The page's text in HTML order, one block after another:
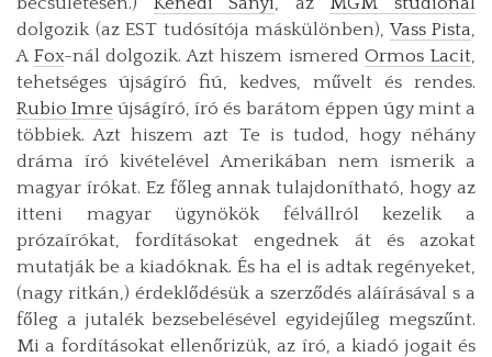
dolgozik (az EST tudósítója máskülönben), Vass Pista,
A Fox-nál dolgozik. Azt hiszem ismeredOrmos Lacit,
tehetséges újságíró fiú, kedves, művelt és rendes.
Rubio Imre újságíró, író és barátom éppen úgy mint a
többiek. Azt hiszem azt Te is tudod, hogy néhány
dráma író kivételével Amerikában nem ismerik a
magyar írókat. Ez főleg annak tulajdonítható, hogy az
itteni magyar ügynökök félvállról kezelik a
prózaírókat, fordításokat engednek át és azokat
mutatják be a kiadóknak. És ha el is adtak regényeket,
(nagy ritkán,) érdeklődésük a szerződés aláírásával s a
főleg a jutalék bezsebelésével egyidejűleg megszűnt.
Mi a fordításokat ellenőrizük, az író, a kiadó jogait és